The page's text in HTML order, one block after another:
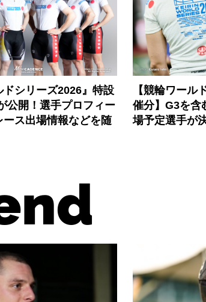
ドシリーズ2026』特設
公開！選手プロフィー
ース出場情報などを随
【競輪ワール
催分】G3を含
場予定選手が